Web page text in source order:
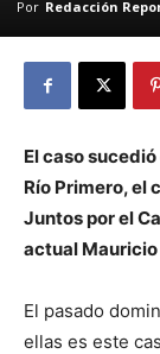
Por Redacción
El caso
Río Primero, el
Juntos por el
actual Mauricio
El pasado
ellas es este